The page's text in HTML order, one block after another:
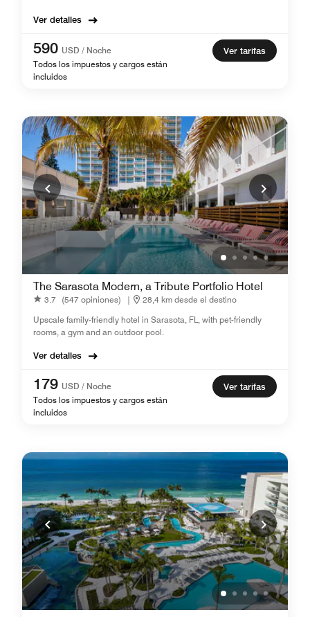
Ver detalles
590 USD / Noche
Todos los impuestos y cargos están
incluidos
Ver tarifas
The Sarasota Modern, a Tribute Portfolio Hotel
3.7 (547 opiniones) |
28,4 km desde el destino
Upscale family-friendly hotel in Sarasota, FL, with pet-friendly
rooms, a gym and an outdoor pool.
Ver detalles
179 USD / Noche
Todos los impuestos y cargos están
incluidos
Ver tarifas